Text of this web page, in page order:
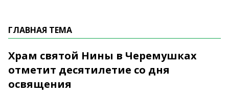
ГЛАВНАЯ ТЕМА
Храм святой Нины в Черемушках
отметит десятилетие со дня
освящения